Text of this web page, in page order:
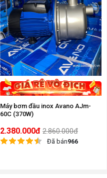
Máy bơm đầu inox Avano AJm-
60C (370W)
2.380.000đ 2.860.000đ
Đã bán966